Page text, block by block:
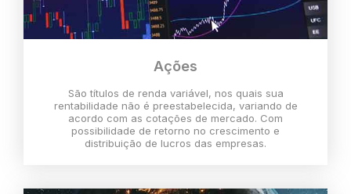
Ações
São títulos de renda variável, nos quais sua
rentabilidade não é preestabelecida, variando de
acordo com as cotações de mercado. Com
possibilidade de retorno no crescimento e
distribuição de lucros das empresas.